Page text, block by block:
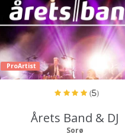
ProArtist
(5)
Årets Band & DJ
Sorø